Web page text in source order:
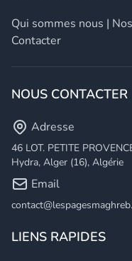
Qui sommes nous |
Contacter
NOUS CONTACTER
Adresse
46 LOT. PETITE
Hydra, Alger (16), Algérie
Email
LIENS RAPIDES